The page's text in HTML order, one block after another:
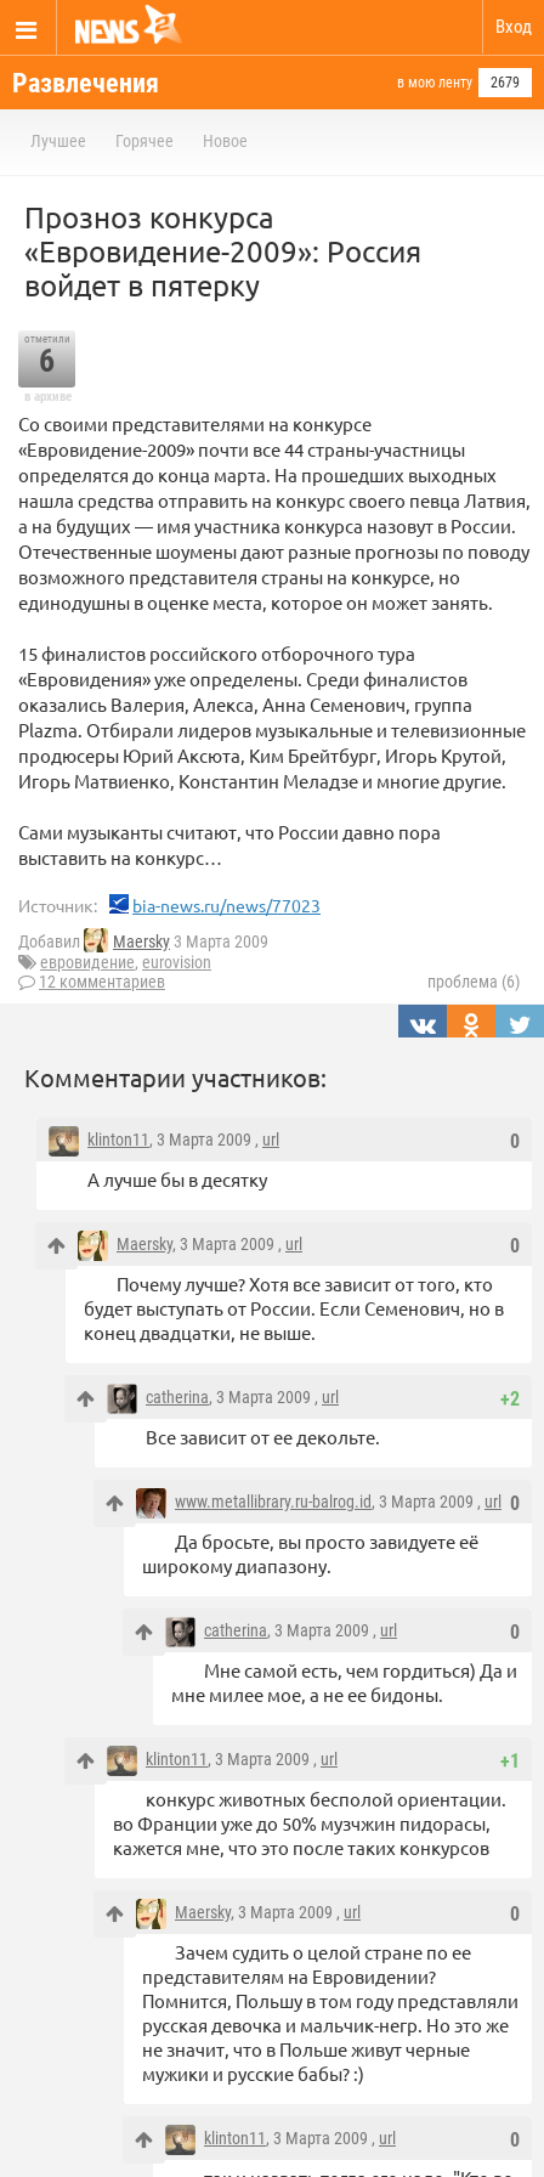
Вход
Развлечения в мою ленту 2679
Лучшее Горячее Новое
Прозноз конкурса
«Евровидение-2009»: Россия
войдет в пятерку
отметили
6
в архиве
Со своими представителями на конкурсе
«Евровидение-2009» почти все 44 страны-участницы
определятся до конца марта. На прошедших выходных
нашла средства отправить на конкурс своего певца Латвия,
а на будущих — имя участника конкурса назовут в России.
Отечественные шоумены дают разные прогнозы по поводу
возможного представителя страны на конкурсе, но
единодушны в оценке места, которое он может занять.
15 финалистов российского отборочного тура
«Евровидения» уже определены. Среди финалистов
оказались Валерия, Алекса, Анна Семенович, группа
Plazma. Отбирали лидеров музыкальные и телевизионные
продюсеры Юрий Аксюта, Ким Брейтбург, Игорь Крутой,
Игорь Матвиенко, Константин Меладзе и многие другие.
Сами музыканты считают, что России давно пора
выставить на конкурс…
Источник: bia-news.ru/news/77023
Добавил Maersky 3 Марта 2009
евровидение, eurovision
12 комментариев
проблема (6)
Комментарии участников:
0
klinton11, 3 Марта 2009 , url
А лучше бы в десятку
0
Maersky, 3 Марта 2009 , url
Почему лучше? Хотя все зависит от того, кто
будет выступать от России. Если Семенович, но в
конец двадцатки, не выше.
+2
catherina, 3 Марта 2009 , url
Все зависит от ее декольте.
0
www.metallibrary.ru-balrog.id, 3 Марта 2009 , url
Да бросьте, вы просто завидуете её
широкому диапазону.
0
catherina, 3 Марта 2009 , url
Мне самой есть, чем гордиться) Да и
мне милее мое, а не ее бидоны.
+1
klinton11, 3 Марта 2009 , url
конкурс животных бесполой ориентации.
во Франции уже до 50% музчжин пидорасы,
кажется мне, что это после таких конкурсов
0
Maersky, 3 Марта 2009 , url
Зачем судить о целой стране по ее
представителям на Евровидении?
Помнится, Польшу в том году представляли
русская девочка и мальчик-негр. Но это же
не значит, что в Польше живут черные
мужики и русские бабы? :)
0
klinton11, 3 Марта 2009 , url